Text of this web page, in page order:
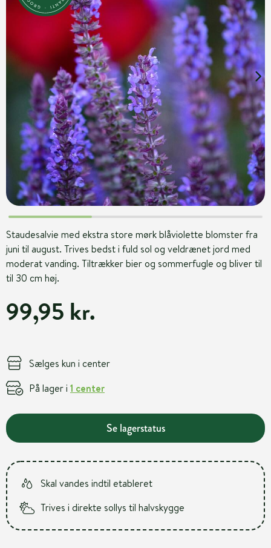
Staudesalvie med ekstra store mørk blåviolette blomster fra
juni til august. Trives bedst i fuld sol og veldrænet jord med
moderat vanding. Tiltrækker bier og sommerfugle og bliver til
til 30 cm høj.
99,95 kr.
Sælges kun i center
På lager i 1 center
Se lagerstatus
Skal vandes indtil etableret
Trives i direkte sollys til halvskygge